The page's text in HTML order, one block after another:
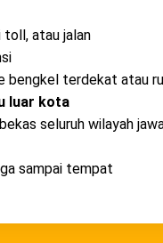
atau jalan
bengkel terdekat atau
luar kota
seluruh wilayah
sampai tempat